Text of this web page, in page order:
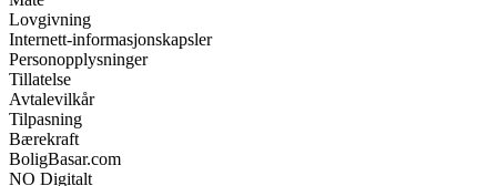
Lovgivning
Internett-informasjonskapsler
Personopplysninger
Tillatelse
Avtalevilkår
Tilpasning
Bærekraft
BoligBasar.com
NO Digitalt